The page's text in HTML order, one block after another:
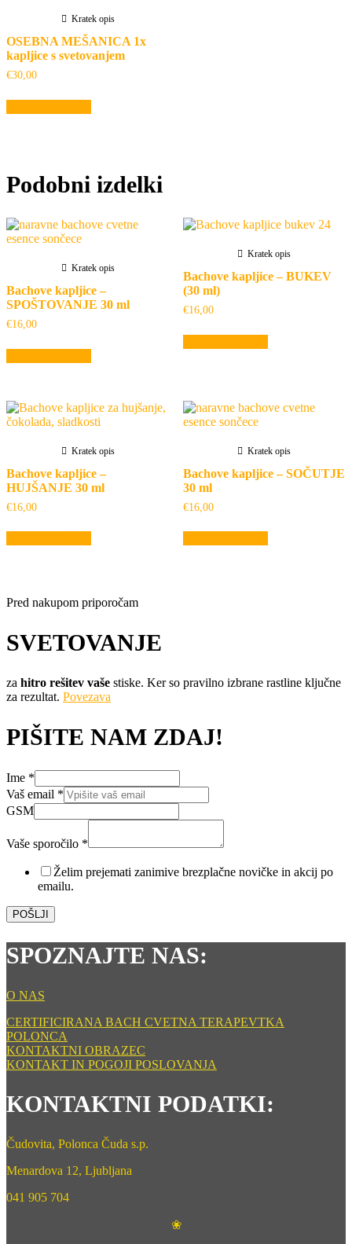
Kratek opis
OSEBNA MEŠANICA 1x
kapljice s svetovanjem
€30,00
Podobni izdelki
Kratek opis
Bachove kapljice –
SPOŠTOVANJE 30 ml
€16,00
Kratek opis
Bachove kapljice – BUKEV
(30 ml)
€16,00
Kratek opis
Bachove kapljice –
HUJŠANJE 30 ml
€16,00
Kratek opis
Bachove kapljice – SOČUTJE
30 ml
€16,00
Pred nakupom priporočam
SVETOVANJE
za hitro rešitev vaše stiske. Ker so pravilno izbrane rastline ključne
za rezultat. Povezava
PIŠITE NAM ZDAJ!
Ime *
Vaš email *
GSM
Vaše sporočilo *
Želim prejemati zanimive brezplačne novičke in akcij po
emailu.
POŠLJI
SPOZNAJTE NAS:
O NAS
CERTIFICIRANA BACH CVETNA TERAPEVTKA
POLONCA
KONTAKTNI OBRAZEC
KONTAKT IN POGOJI POSLOVANJA
KONTAKTNI PODATKI:
Čudovita, Polonca Čuda s.p.
Menardova 12, Ljubljana
041 905 704
❀